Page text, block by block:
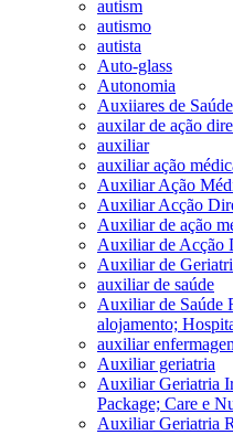
autism
autismo
autista
Auto-glass
Autonomia
Auxiiares de Saúde
auxilar de ação
auxiliar
auxiliar ação
Auxiliar Ação
Auxiliar Acção
Auxiliar de ação
Auxiliar de Acção
Auxiliar de
auxiliar de saúde
Auxiliar de Saúde
alojamento;
auxiliar
Auxiliar geriatria
Auxiliar Geriatria
Package; Care e
Auxiliar Geriatria